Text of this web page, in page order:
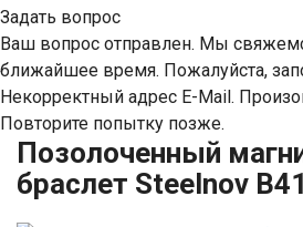
Задать вопрос
Ваш вопрос отправлен. Мы
ближайшее время. Пожалуйста,
Некорректный адрес E-Mail.
Повторите попытку позже.
Позолоченный
браслет Steelnov